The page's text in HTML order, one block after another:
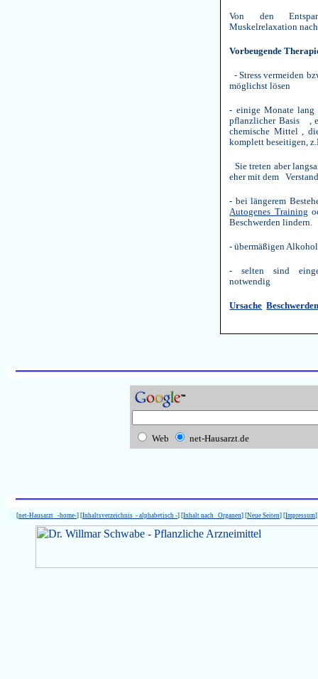
Von den
Muskelrelaxation
Vorbeugende
- Stress vermeiden
möglichst lösen
- einige Monate lang
pflanzlicher Basis ,
chemische Mittel ,
komplett beseitigen,
Sie treten aber
eher mit dem
- bei längerem
Autogenes Training
Beschwerden lindern.
- übermäßigen
- selten sind
notwendig
Ursache
Web net-Hausarzt.de
[net-Hausarzt -home-] [Inhaltsverzeichnis - alphabetisch -] [Inhalt nach Organen] [Neue Seiten] [Impressum]